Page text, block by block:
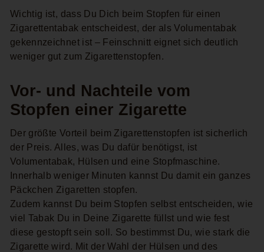
Wichtig ist, dass Du Dich beim Stopfen für einen
Zigarettentabak entscheidest, der als Volumentabak
gekennzeichnet ist – Feinschnitt eignet sich deutlich
weniger gut zum Zigarettenstopfen.
Vor- und Nachteile vom
Stopfen einer Zigarette
Der größte Vorteil beim Zigarettenstopfen ist sicherlich
der Preis. Alles, was Du dafür benötigst, ist
Volumentabak, Hülsen und eine Stopfmaschine.
Innerhalb weniger Minuten kannst Du damit ein ganzes
Päckchen Zigaretten stopfen.
Zudem kannst Du beim Stopfen selbst entscheiden, wie
viel Tabak Du in Deine Zigarette füllst und wie fest
diese gestopft sein soll. So bestimmst Du, wie stark die
Zigarette wird. Mit der Wahl der Hülsen und des